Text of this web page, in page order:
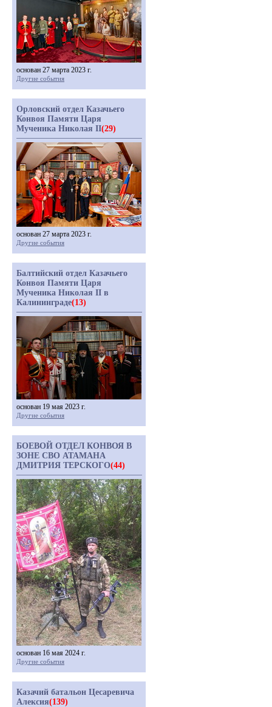
основан 27 марта 2023 г.
Другие события
Орловский отдел Казачьего
Конвоя Памяти Царя
Мученика Николая II(29)
основан 27 марта 2023 г.
Другие события
Балтийский отдел Казачьего
Конвоя Памяти Царя
Мученика Николая II в
Калининграде(13)
основан 19 мая 2023 г.
Другие события
БОЕВОЙ ОТДЕЛ КОНВОЯ В
ЗОНЕ СВО АТАМАНА
ДМИТРИЯ ТЕРСКОГО(44)
основан 16 мая 2024 г.
Другие события
Казачий батальон Цесаревича
Алексия(139)